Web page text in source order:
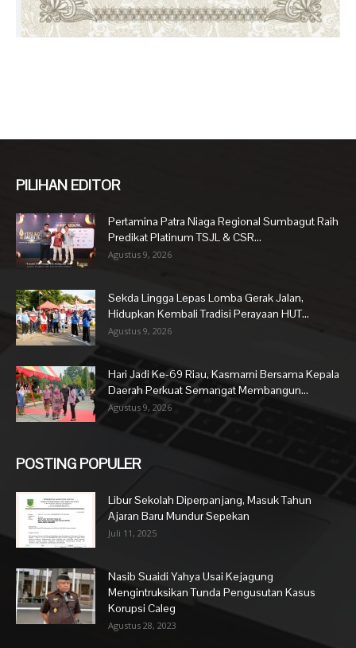
PILIHAN EDITOR
Pertamina Patra Niaga Regional Sumbagut Raih
Predikat Platinum TSJL & CSR...
Agustus 9, 2026
Sekda Lingga Lepas Lomba Gerak Jalan,
Hidupkan Kembali Tradisi Perayaan HUT...
Agustus 9, 2026
Hari Jadi Ke-69 Riau, Kasmarni Bersama Kepala
Daerah Perkuat Semangat Membangun...
Agustus 9, 2026
POSTING POPULER
Libur Sekolah Diperpanjang, Masuk Tahun
Ajaran Baru Mundur Sepekan
Juli 11, 2025
Nasib Suaidi Yahya Usai Kejagung
Mengintruksikan Tunda Pengusutan Kasus
Korupsi Caleg
Agustus 28, 2023